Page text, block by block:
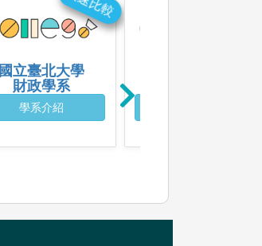
國立臺北大學
財政學系
學系介紹